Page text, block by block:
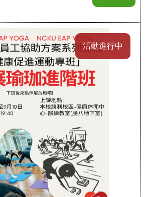
活動進行中